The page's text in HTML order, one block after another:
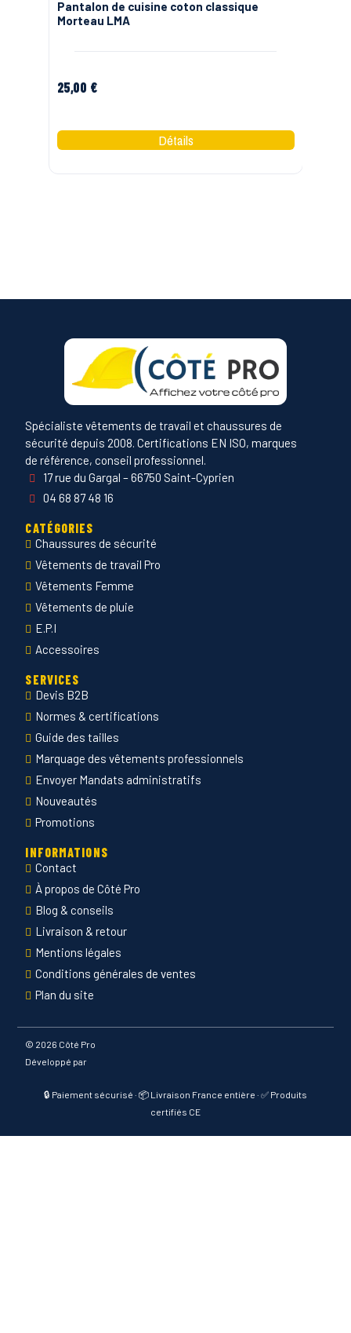
Pantalon de cuisine coton classique
Morteau LMA
25,00 €
Spécialiste vêtements de travail et chaussures de
sécurité depuis 2008. Certifications EN ISO, marques
de référence, conseil professionnel.
17 rue du Gargal – 66750 Saint-Cyprien
04 68 87 48 16
CATÉGORIES
Chaussures de sécurité
Vêtements de travail Pro
Vêtements Femme
Vêtements de pluie
E.P.I
Accessoires
SERVICES
Devis B2B
Normes & certifications
Guide des tailles
Marquage des vêtements professionnels
Envoyer Mandats administratifs
Nouveautés
Promotions
INFORMATIONS
Contact
À propos de Côté Pro
Blog & conseils
Livraison & retour
Mentions légales
Conditions générales de ventes
Plan du site
© 2026 Côté Pro
Développé par
🔒 Paiement sécurisé · 📦 Livraison France entière · ✅ Produits
certifiés CE